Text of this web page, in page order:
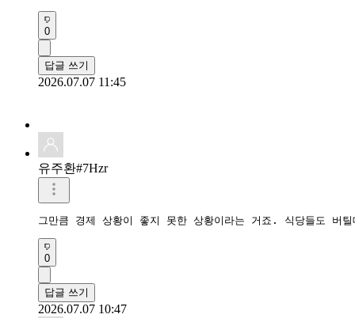
0
답글 쓰기
2026.07.07 11:45
유주환#7Hzr
그만큼 경제 상황이 좋지 못한 상황이라는 거죠. 식당들도 버
0
답글 쓰기
2026.07.07 10:47